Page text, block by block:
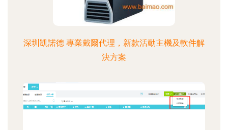
深圳凱諾德 專業戴爾代理，新款活動主機及軟件解
決方案